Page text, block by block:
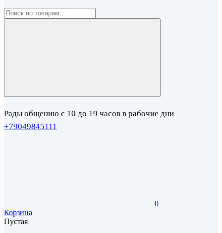
Рады общению с 10 до 19 часов в рабочие дни
+79049845111
0
Корзина
Пустая